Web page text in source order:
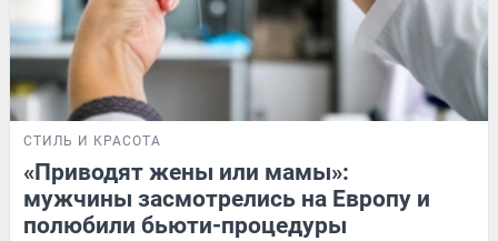
СТИЛЬ И КРАСОТА
«Приводят жены или мамы»:
мужчины засмотрелись на Европу и
полюбили бьюти-процедуры